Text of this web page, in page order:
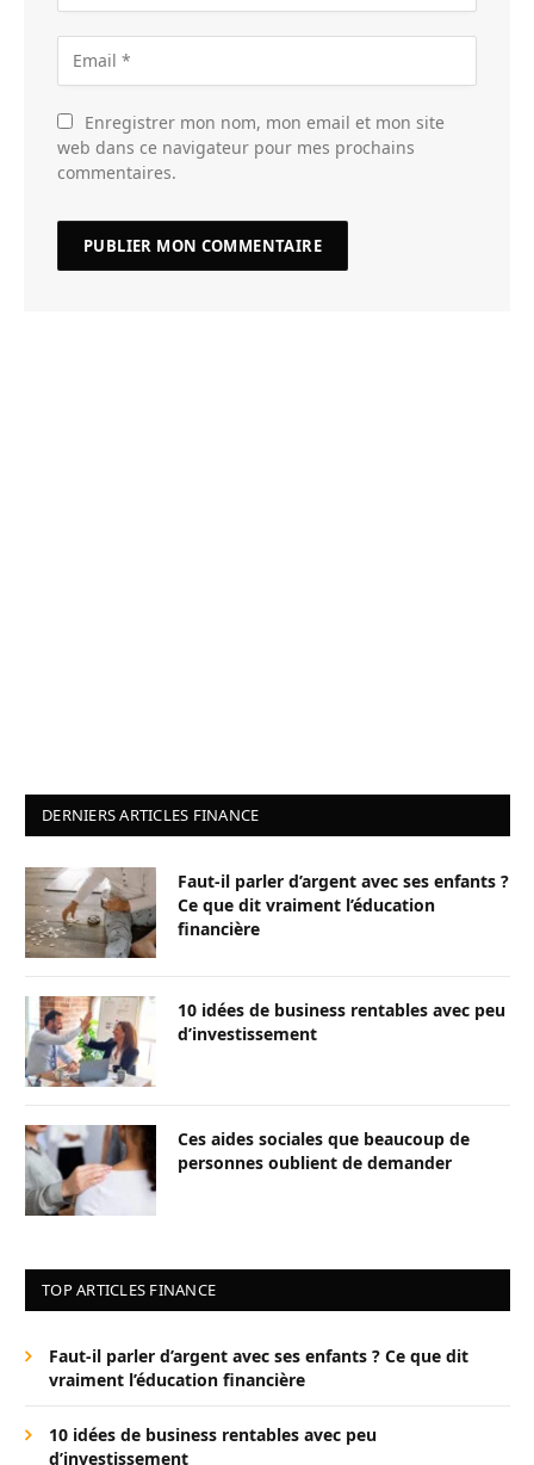
Enregistrer mon nom, mon email et mon site
web dans ce navigateur pour mes prochains
commentaires.
DERNIERS ARTICLES FINANCE
Faut-il parler d’argent avec ses enfants ?
Ce que dit vraiment l’éducation
financière
10 idées de business rentables avec peu
d’investissement
Ces aides sociales que beaucoup de
personnes oublient de demander
TOP ARTICLES FINANCE
Faut-il parler d’argent avec ses enfants ? Ce que dit
vraiment l’éducation financière
10 idées de business rentables avec peu
d’investissement